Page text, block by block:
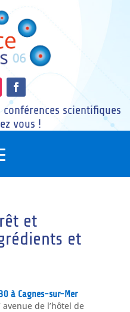
scientifiques
vous !
et
et
à Cagnes-sur-Mer
de l’hôtel de